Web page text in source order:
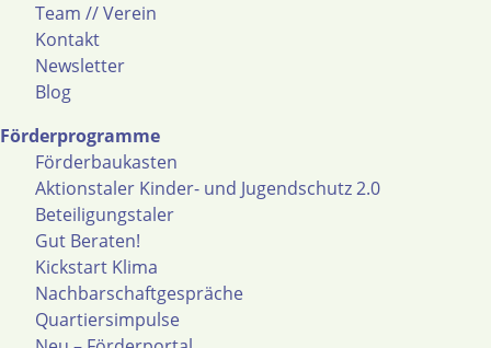
Team // Verein
Kontakt
Newsletter
Blog
Förderprogramme
Förderbaukasten
Aktionstaler Kinder- und Jugendschutz 2.0
Beteiligungstaler
Gut Beraten!
Kickstart Klima
Nachbarschaftgespräche
Quartiersimpulse